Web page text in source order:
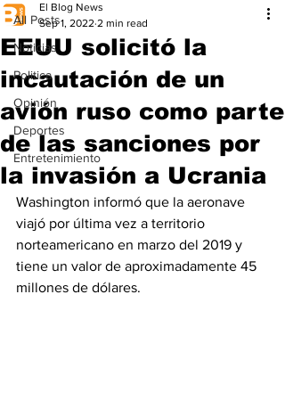
All Posts
Noticias
Politica
Opinión
Deportes
Entretenimiento
EEUU solicitó la
incautación de un
avión ruso como parte
de las sanciones por
la invasión a Ucrania
El Blog News
Sep 1, 2022 2 min read
Washington informó que la aeronave
viajó por última vez a territorio
norteamericano en marzo del 2019 y
tiene un valor de aproximadamente 45
millones de dólares.